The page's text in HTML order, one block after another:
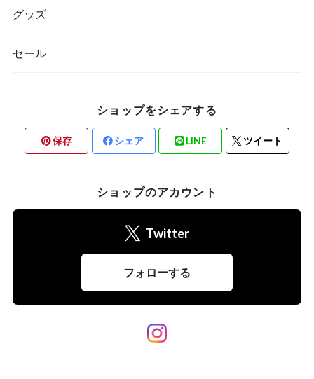
グッズ
セール
ショップをシェアする
保存 シェア LINE ツイート
ショップのアカウント
Twitter
フォローする